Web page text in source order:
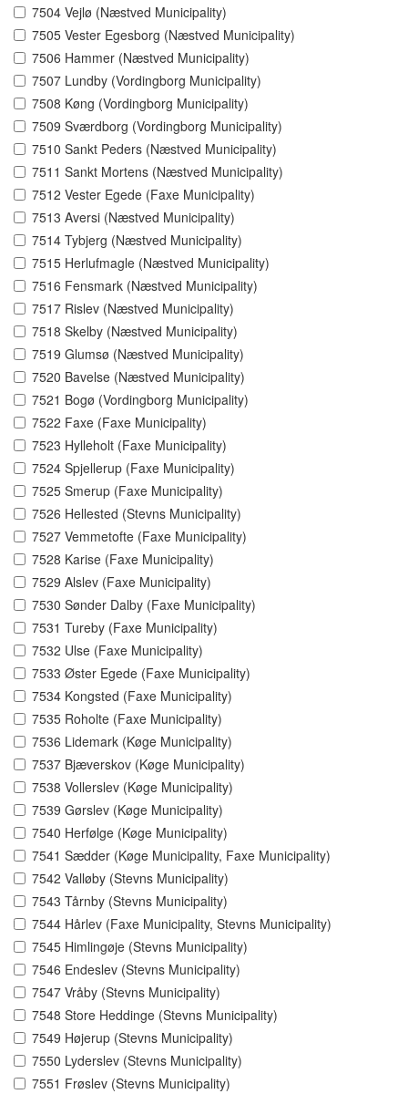
7504 Vejlø (Næstved Municipality)
7505 Vester Egesborg (Næstved Municipality)
7506 Hammer (Næstved Municipality)
7507 Lundby (Vordingborg Municipality)
7508 Køng (Vordingborg Municipality)
7509 Sværdborg (Vordingborg Municipality)
7510 Sankt Peders (Næstved Municipality)
7511 Sankt Mortens (Næstved Municipality)
7512 Vester Egede (Faxe Municipality)
7513 Aversi (Næstved Municipality)
7514 Tybjerg (Næstved Municipality)
7515 Herlufmagle (Næstved Municipality)
7516 Fensmark (Næstved Municipality)
7517 Rislev (Næstved Municipality)
7518 Skelby (Næstved Municipality)
7519 Glumsø (Næstved Municipality)
7520 Bavelse (Næstved Municipality)
7521 Bogø (Vordingborg Municipality)
7522 Faxe (Faxe Municipality)
7523 Hylleholt (Faxe Municipality)
7524 Spjellerup (Faxe Municipality)
7525 Smerup (Faxe Municipality)
7526 Hellested (Stevns Municipality)
7527 Vemmetofte (Faxe Municipality)
7528 Karise (Faxe Municipality)
7529 Alslev (Faxe Municipality)
7530 Sønder Dalby (Faxe Municipality)
7531 Tureby (Faxe Municipality)
7532 Ulse (Faxe Municipality)
7533 Øster Egede (Faxe Municipality)
7534 Kongsted (Faxe Municipality)
7535 Roholte (Faxe Municipality)
7536 Lidemark (Køge Municipality)
7537 Bjæverskov (Køge Municipality)
7538 Vollerslev (Køge Municipality)
7539 Gørslev (Køge Municipality)
7540 Herfølge (Køge Municipality)
7541 Sædder (Køge Municipality, Faxe Municipality)
7542 Valløby (Stevns Municipality)
7543 Tårnby (Stevns Municipality)
7544 Hårlev (Faxe Municipality, Stevns Municipality)
7545 Himlingøje (Stevns Municipality)
7546 Endeslev (Stevns Municipality)
7547 Vråby (Stevns Municipality)
7548 Store Heddinge (Stevns Municipality)
7549 Højerup (Stevns Municipality)
7550 Lyderslev (Stevns Municipality)
7551 Frøslev (Stevns Municipality)